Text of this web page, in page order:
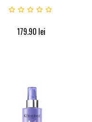
179.90 lei